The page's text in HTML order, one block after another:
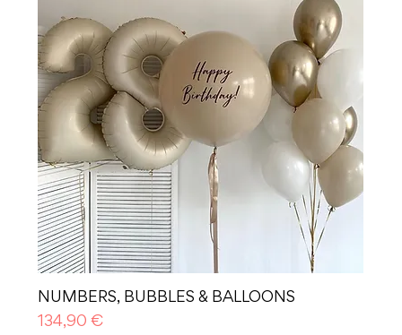
NUMBERS, BUBBLES & BALLOONS
Prezzo
134,90 €